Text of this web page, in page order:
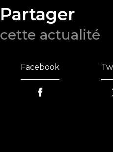
Partager
cette actualité
Facebook